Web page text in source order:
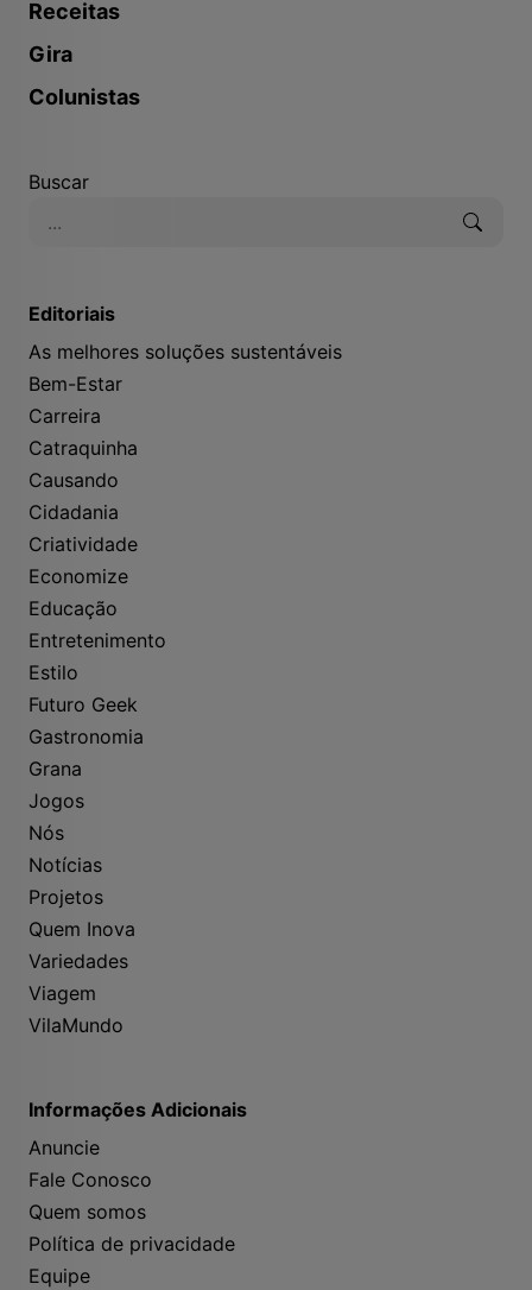
Receitas
Gira
Colunistas
Buscar
Editoriais
As melhores soluções sustentáveis
Bem-Estar
Carreira
Catraquinha
Causando
Cidadania
Criatividade
Economize
Educação
Entretenimento
Estilo
Futuro Geek
Gastronomia
Grana
Jogos
Nós
Notícias
Projetos
Quem Inova
Variedades
Viagem
VilaMundo
Informações Adicionais
Anuncie
Fale Conosco
Quem somos
Política de privacidade
Equipe